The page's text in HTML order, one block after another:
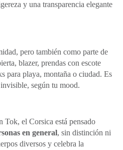
y una transparencia elegante
pero también como parte de
blazer, prendas con escote
para playa, montaña o ciudad. Es
según tu mood.
Tok, el Corsica está pensado
en general, sin distinción ni
diversos y celebra la